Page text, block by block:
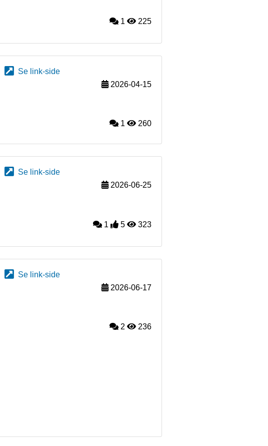
1 225
Se link-side
2026-04-15
1 260
Se link-side
2026-06-25
1 5 323
Se link-side
2026-06-17
2 236